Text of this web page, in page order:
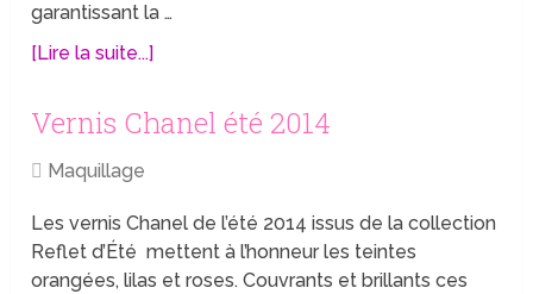
garantissant la …
[Lire la suite...]
Vernis Chanel été 2014
Maquillage
Les vernis Chanel de l’été 2014 issus de la collection
Reflet d’Été mettent à l’honneur les teintes
orangées, lilas et roses. Couvrants et brillants ces